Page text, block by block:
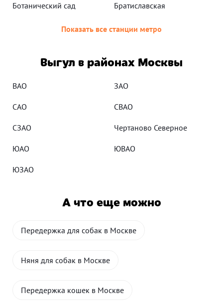
Ботанический сад Братиславская
Показать все станции метро
Выгул в районах Москвы
ВАО ЗАО
САО СВАО
СЗАО Чертаново Северное
ЮАО ЮВАО
ЮЗАО
А что еще можно
Передержка для собак в Москве
Няня для собак в Москве
Передержка кошек в Москве